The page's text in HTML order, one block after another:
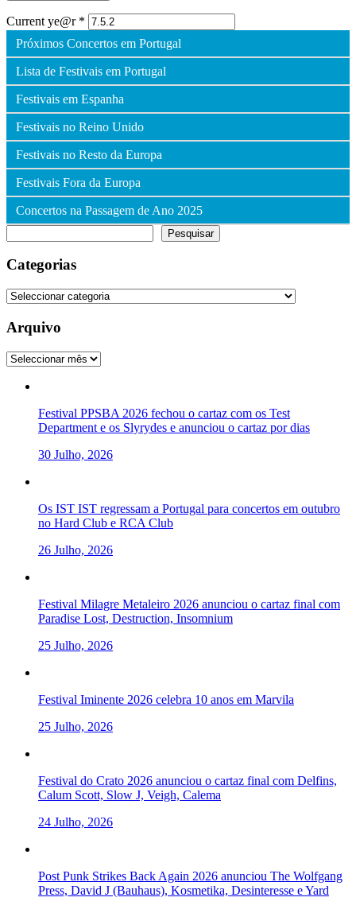
Current ye@r *
Próximos Concertos em Portugal
Lista de Festivais em Portugal
Festivais em Espanha
Festivais no Reino Unido
Festivais no Resto da Europa
Festivais Fora da Europa
Concertos na Passagem de Ano 2025
Pesquisar
Categorias
Categorias
Arquivo
Arquivo
Festival PPSBA 2026 fechou o cartaz com os Test
Department e os Slyrydes e anunciou o cartaz por dias
30 Julho, 2026
Os IST IST regressam a Portugal para concertos em outubro
no Hard Club e RCA Club
26 Julho, 2026
Festival Milagre Metaleiro 2026 anunciou o cartaz final com
Paradise Lost, Destruction, Insomnium
25 Julho, 2026
Festival Iminente 2026 celebra 10 anos em Marvila
25 Julho, 2026
Festival do Crato 2026 anunciou o cartaz final com Delfins,
Calum Scott, Slow J, Veigh, Calema
24 Julho, 2026
Post Punk Strikes Back Again 2026 anunciou The Wolfgang
Press, David J (Bauhaus), Kosmetika, Desinteresse e Yard